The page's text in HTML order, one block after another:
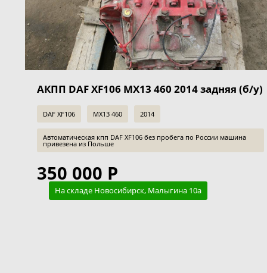
АКПП DAF XF106 MX13 460 2014 задняя (б/у)
DAF XF106 MX13 460 2014
Автоматическая кпп DAF XF106 без пробега по России машина
привезена из Польше
350 000 Р
На складе Новосибирск, Малыгина 10а